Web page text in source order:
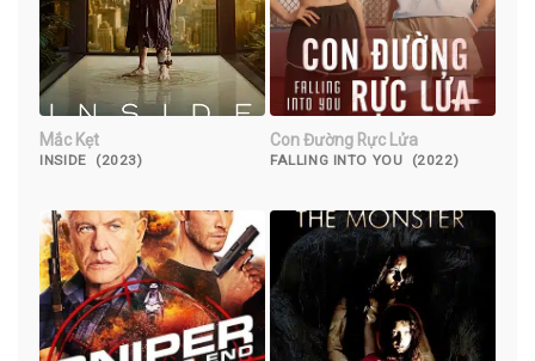
Mắc Kẹt
INSIDE (2023)
Con Đường Rực Lửa
FALLING INTO YOU (2022)